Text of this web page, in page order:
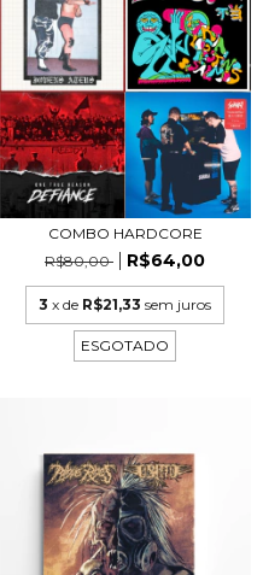
COMBO HARDCORE
R$80,00
R$64,00
3 x de R$21,33 sem juros
ESGOTADO